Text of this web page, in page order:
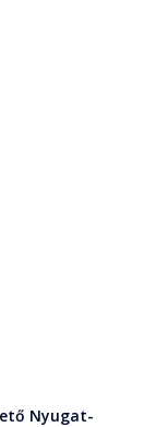
Nyugat-